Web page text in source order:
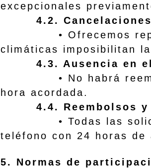
excepcionales
4.2.
• Ofrecemos
climáticas imposibilitan
4.3. Ausencia en
• No habrá
hora acordada.
4.4. Reembolsos
• Todas las
teléfono con 24 horas de
5. Normas de